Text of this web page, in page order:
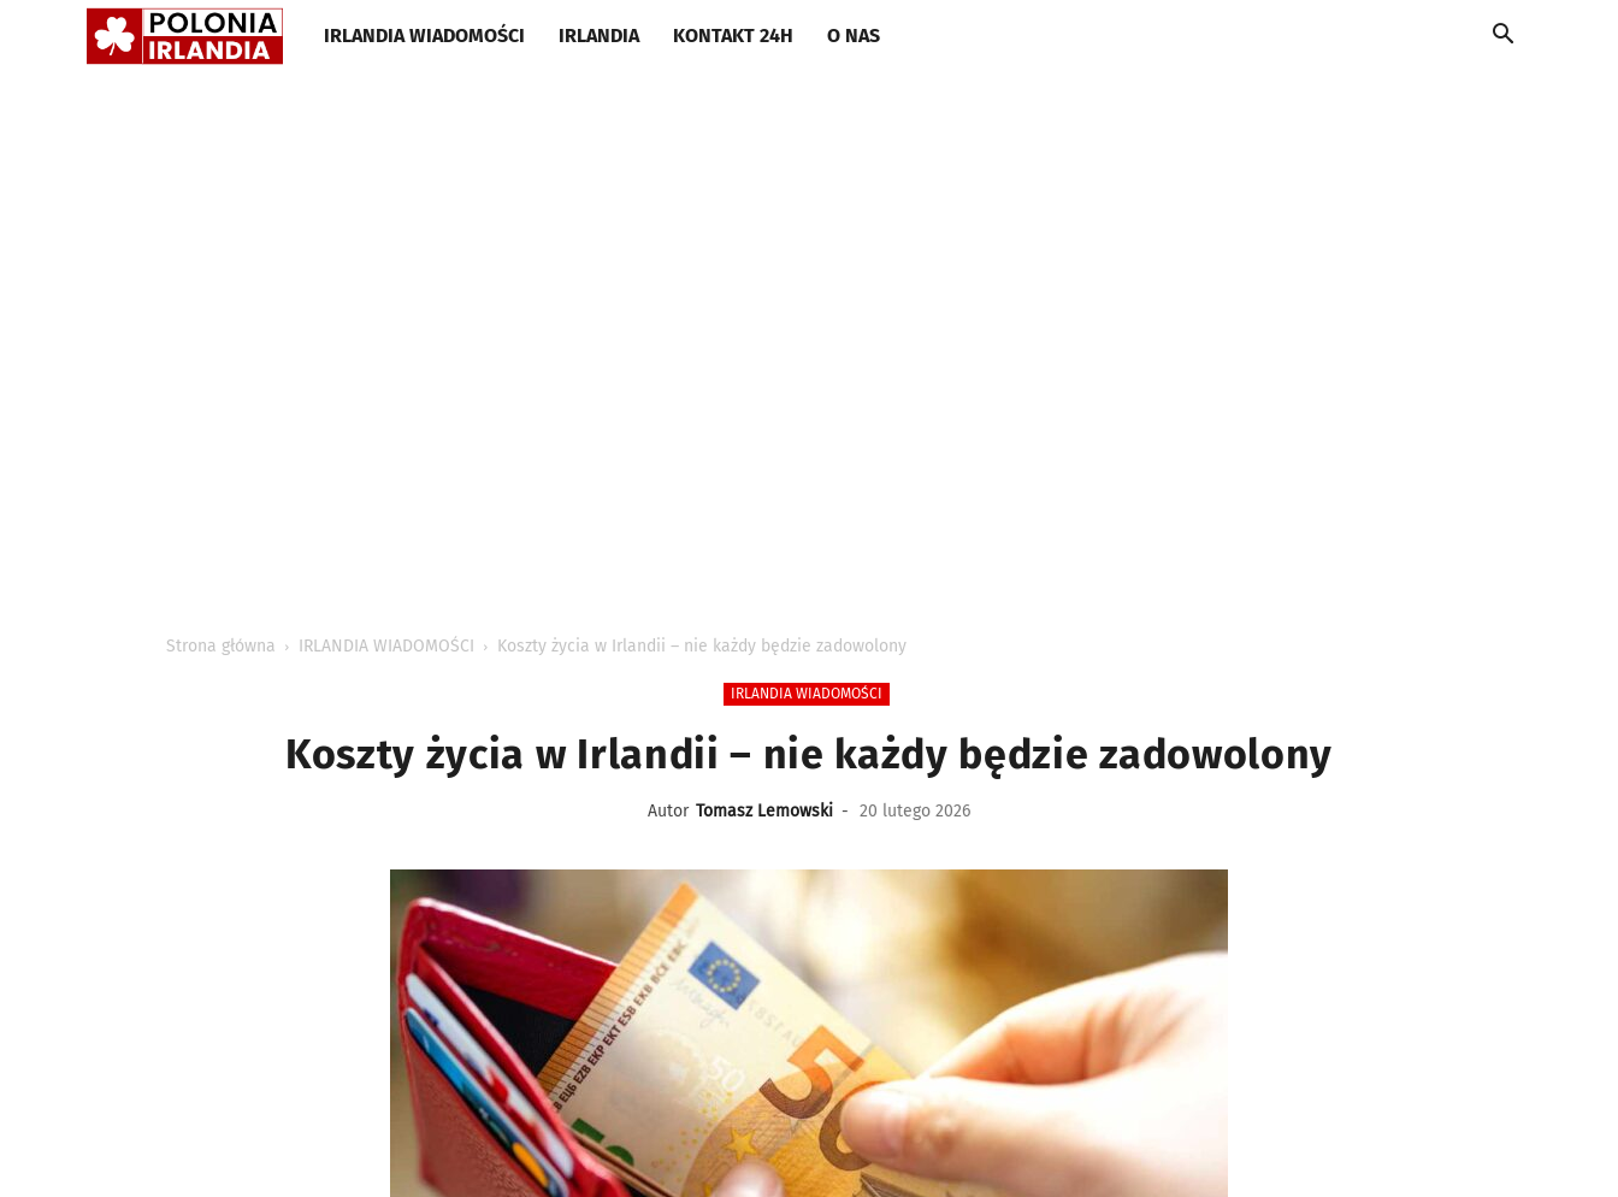
POLONIA
IRLANDIA WIADOMOŚCI IRLANDIA KONTAKT 24H O NAS
Strona główna IRLANDIA WIADOMOŚCI Koszty życia w Irlandii – nie każdy będzie zadowolony
IRLANDIA WIADOMOŚCI
Koszty życia w Irlandii – nie każdy będzie zadowolony
Autor Tomasz Lemowski - 20 lutego 2026